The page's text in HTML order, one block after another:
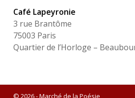
Café Lapeyronie
3 rue Brantôme
75003 Paris
Quartier de l’Horloge –
© 2026 - Marché de la Poésie